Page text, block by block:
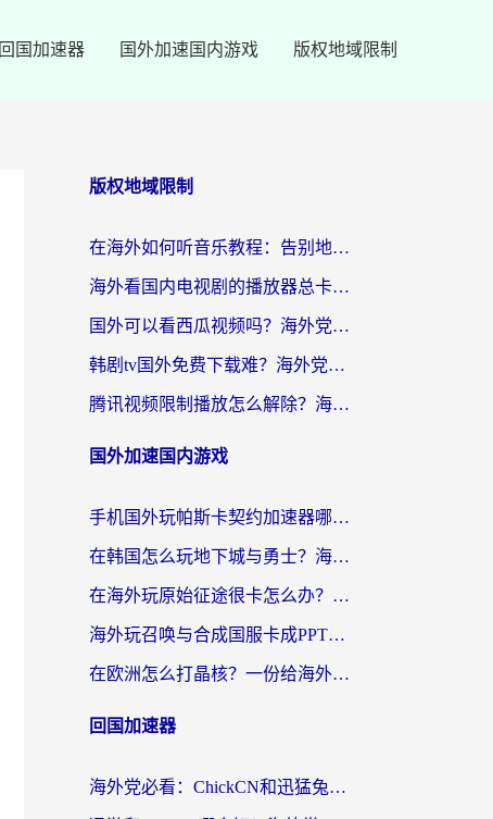
回国加速器 国外加速国内游戏 版权地域限制
版权地域限制
在海外如何听音乐教程：告别地域限制，随时听见国内的声音
海外看国内电视剧的播放器总卡顿？选对回国加速器才是关键
国外可以看西瓜视频吗？海外党追剧看片的终极解决方案
韩剧tv国外免费下载难？海外党看国内剧的加速器选择指南（附实用技巧）
腾讯视频限制播放怎么解除？海外党亲测有效的回国加速指南
国外加速国内游戏
手机国外玩帕斯卡契约加速器哪个好用？海外党国服游戏之路的救星
在韩国怎么玩地下城与勇士？海外党必看的国服游戏加速全攻略
在海外玩原始征途很卡怎么办？一份给游子的终极指南
海外玩召唤与合成国服卡成PPT？这篇解决办法让你丝滑操作
在欧洲怎么打晶核？一份给海外游子的网络加速生存指南
回国加速器
海外党必看：ChickCN和迅猛兔好用吗？3招教你选对回国加速器